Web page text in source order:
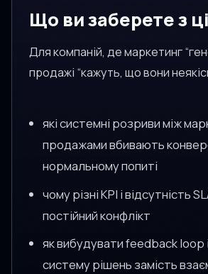
Що ви заберете з
Для компаній, де маркетинг
продажі “кажуть, що вони
які системні розриви між
продажами вбивають
нормальному попиті
чому різні KPI і відсутність
постійний конфлікт
як вибудувати feedback loop
систему рішень замість